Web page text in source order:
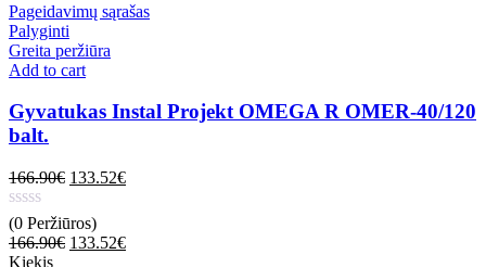
Pageidavimų sąrašas
Palyginti
Greita peržiūra
Add to cart
Gyvatukas Instal Projekt OMEGA R OMER-40/120
balt.
166.90€ 133.52€
(0 Peržiūros)
166.90€ 133.52€
Kiekis